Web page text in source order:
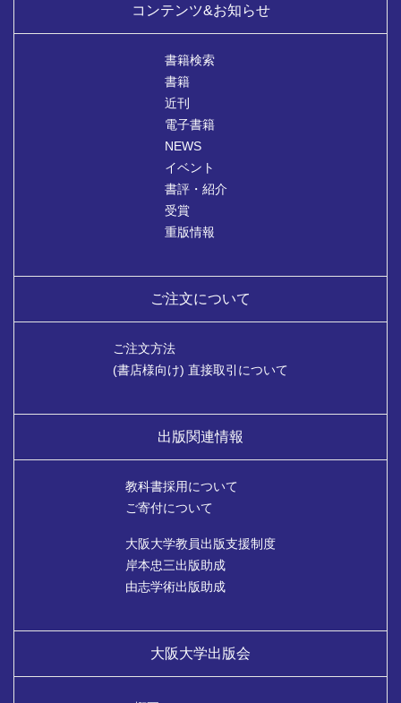
コンテンツ&お知らせ
書籍検索
書籍
近刊
電子書籍
NEWS
イベント
書評・紹介
受賞
重版情報
ご注文について
ご注文方法
(書店様向け) 直接取引について
出版関連情報
教科書採用について
ご寄付について
大阪大学教員出版支援制度
岸本忠三出版助成
由志学術出版助成
大阪大学出版会